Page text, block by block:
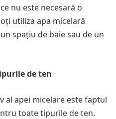
nu este necesară o
utiliza apa micelară
spațiu de baie sau de un
de ten
al apei micelare este faptul
toate tipurile de ten.